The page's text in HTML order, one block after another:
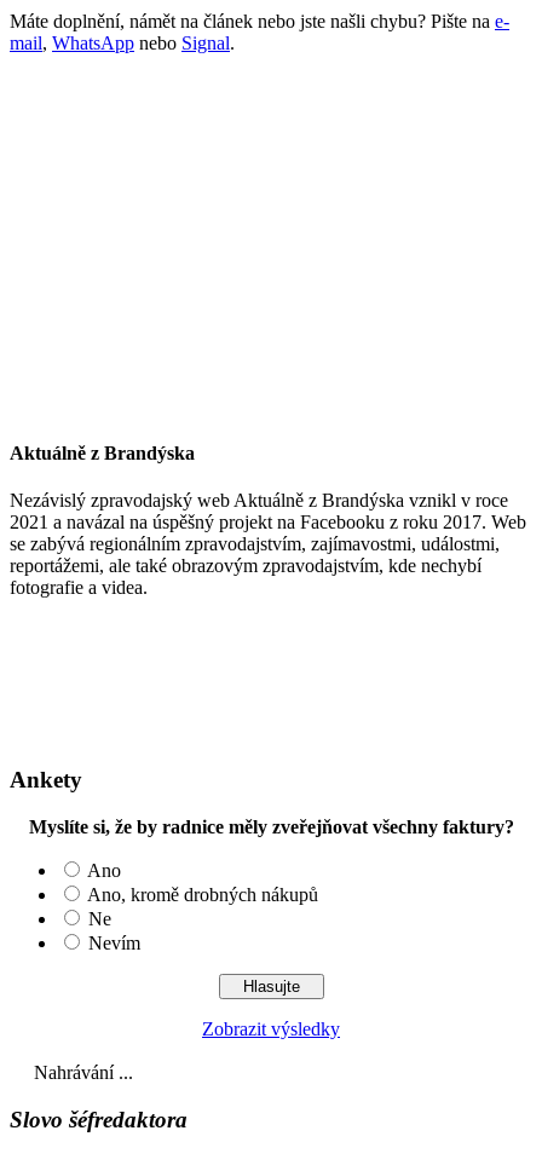
Máte doplnění, námět na článek nebo jste našli chybu? Pište na e-
mail, WhatsApp nebo Signal.
Aktuálně z Brandýska
Nezávislý zpravodajský web Aktuálně z Brandýska vznikl v roce
2021 a navázal na úspěšný projekt na Facebooku z roku 2017. Web
se zabývá regionálním zpravodajstvím, zajímavostmi, událostmi,
reportážemi, ale také obrazovým zpravodajstvím, kde nechybí
fotografie a videa.
Ankety
Myslíte si, že by radnice měly zveřejňovat všechny faktury?
Ano
Ano, kromě drobných nákupů
Ne
Nevím
Zobrazit výsledky
Nahrávání ...
Slovo šéfredaktora